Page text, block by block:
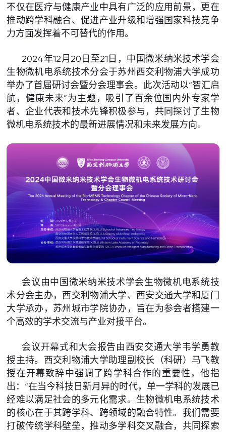
不仅在医疗与健康产业中具有广泛的应用前景，更在
推动跨学科融合、促进产业升级和增强国家科技竞争
力方面发挥着不可替代的作用。
2024年12月20日至21日，中国微米纳米技术学会
生物微机电系统技术分会于苏州西交利物浦大学成功
举办了首届研讨会暨分会理事会。此次活动以“智汇启
航，健康未来”为主题，吸引了百余位国内外专家学
者、企业代表和技术先锋积极参与，共同探讨了生物
微机电系统技术的最新进展情况和未来发展方向。
会议由中国微米纳米技术学会生物微机电系统技
术分会主办，西交利物浦大学、西安交通大学和厦门
大学承办，苏州城市学院协办，旨在为参会者搭建一
个高效的学术交流与产业对接平台。
会议开幕式和大会报告由西安交通大学韦学勇教
授主持。西交利物浦大学助理副校长（科研）马飞教
授在开幕致辞中强调了跨学科合作的重要性，他指
出：“在当今科技日新月异的时代，单一学科的发展已
经难以满足社会的多元化需求。生物微机电系统技术
的核心在于其跨学科、跨领域的融合特性。我们需要
打破传统学科壁垒，推动多学科交叉融合，共同探索